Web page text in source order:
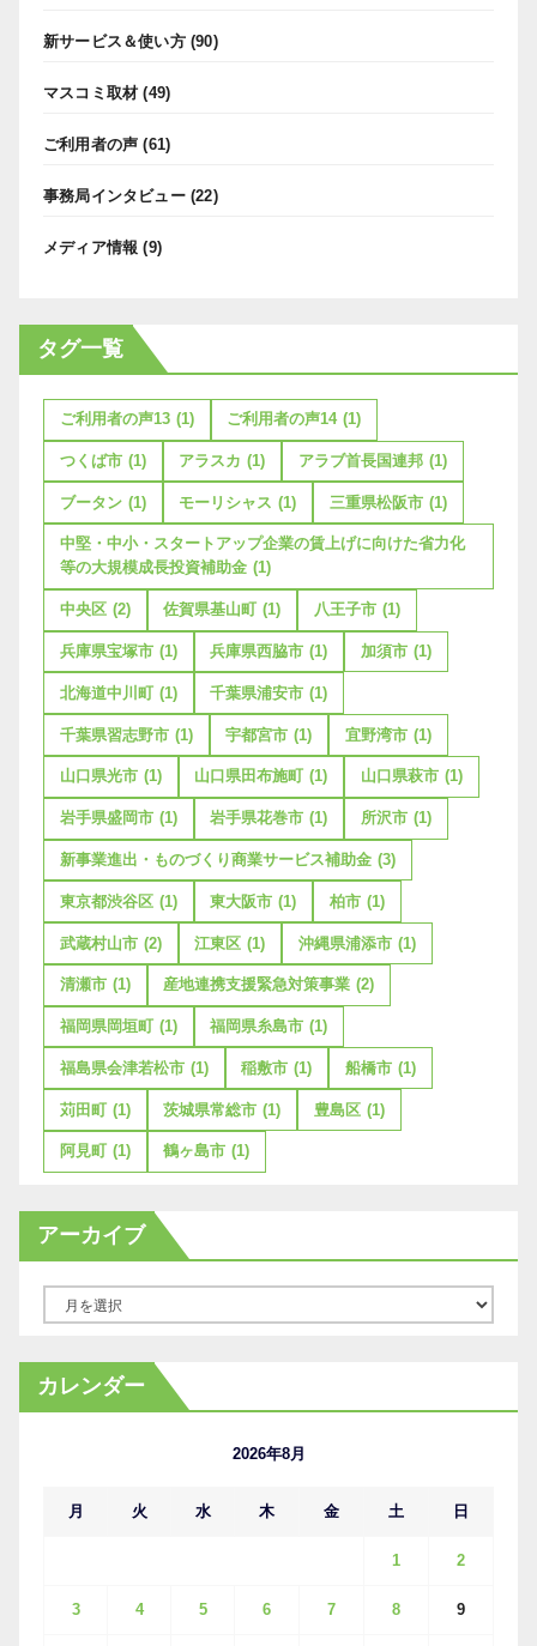
新サービス＆使い方(90)
マスコミ取材 (49)
ご利用者の声 (61)
事務局インタビュー(22)
メディア情報 (9)
タグ一覧
ご利用者の声13 (1) ご利用者の声14 (1)
つくば市 (1) アラスカ (1) アラブ首長国連邦 (1)
ブータン (1) モーリシャス (1) 三重県松阪市 (1)
中堅・中小・スタートアップ企業の賃上げに向けた省力化
等の大規模成長投資補助金 (1)
中央区 (2) 佐賀県基山町 (1) 八王子市 (1)
兵庫県宝塚市 (1) 兵庫県西脇市 (1) 加須市 (1)
北海道中川町 (1) 千葉県浦安市 (1)
千葉県習志野市 (1) 宇都宮市 (1) 宜野湾市 (1)
山口県光市 (1) 山口県田布施町 (1) 山口県萩市 (1)
岩手県盛岡市 (1) 岩手県花巻市 (1) 所沢市 (1)
新事業進出・ものづくり商業サービス補助金 (3)
東京都渋谷区 (1) 東大阪市 (1) 柏市 (1)
武蔵村山市 (2) 江東区 (1) 沖縄県浦添市 (1)
清瀬市 (1) 産地連携支援緊急対策事業 (2)
福岡県岡垣町 (1) 福岡県糸島市 (1)
福島県会津若松市 (1) 稲敷市 (1) 船橋市 (1)
苅田町 (1) 茨城県常総市 (1) 豊島区 (1)
阿見町 (1) 鶴ヶ島市 (1)
アーカイブ
カ
イ
カレンダー
2026年8月
月 火 水 木 金 土 日
1 2
3 4 5 6 7 8 9